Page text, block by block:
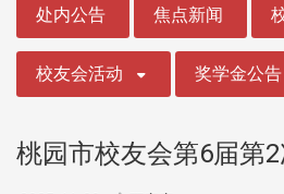
处内公告 焦点新闻
校友会活动 奖学金公告
桃园市校友会第6届第